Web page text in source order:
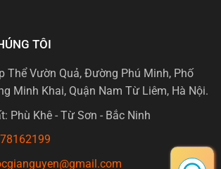
TÔI
Thể Vườn Quả, Đường Phú Minh, Phố
Minh Khai, Quận Nam Từ Liêm, Hà Nội.
Phù Khê - Từ Sơn - Bắc Ninh